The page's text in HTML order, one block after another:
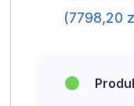
(7798,20